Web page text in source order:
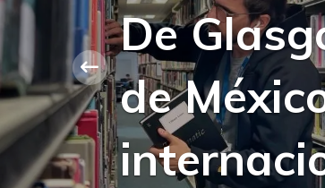
ciclo de
charla